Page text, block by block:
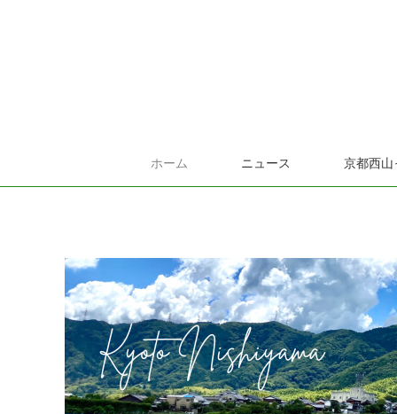
ホーム ニュース 京都西山